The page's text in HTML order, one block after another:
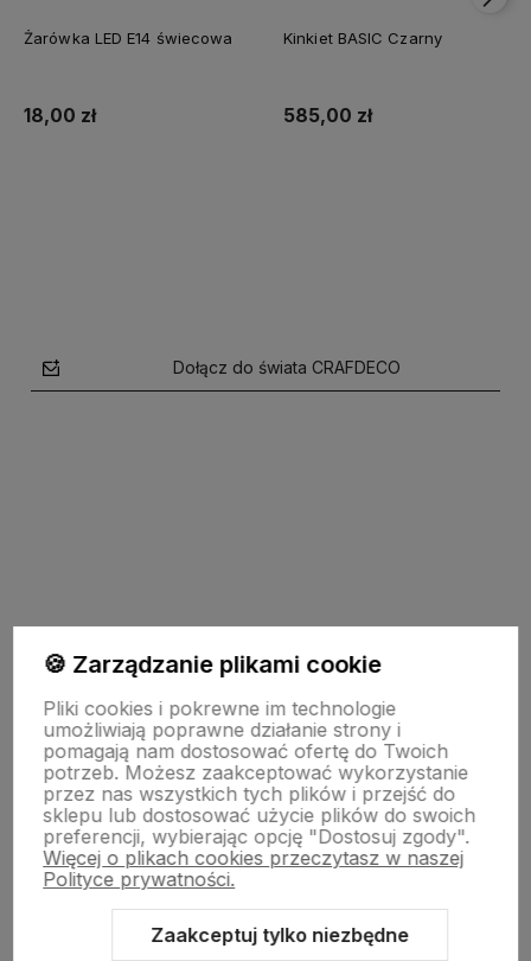
Żarówka LED E14 świecowa
18,00 zł
Kinkiet BASIC Czarny
585,00 zł
Dołącz do świata CRAFDECO
TU JESTEŚMY
INFO O PRODUKCIE
ZGODY
CRAFDECO PRO
🍪 Zarządzanie plikami cookie
Pliki cookies i pokrewne im technologie
umożliwiają poprawne działanie strony i
pomagają nam dostosować ofertę do Twoich
potrzeb. Możesz zaakceptować wykorzystanie
przez nas wszystkich tych plików i przejść do
sklepu lub dostosować użycie plików do swoich
preferencji, wybierając opcję "Dostosuj zgody".
Więcej o plikach cookies przeczytasz w naszej
Polityce prywatności.
Zaakceptuj tylko niezbędne